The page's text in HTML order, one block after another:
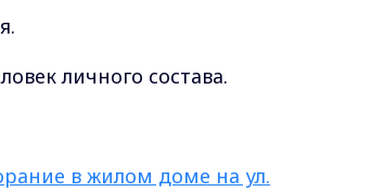
личного состава.
в жилом доме на ул.